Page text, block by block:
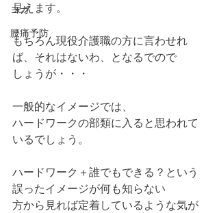
ヨガ
腰痛予防
見えます。
もちろん現役介護職の方に言わせれ
ば、それはないわ、となるでので
しょうが・・・
一般的なイメージでは、
ハードワークの部類に入ると思われて
いるでしょう。
ハードワーク＋誰でもできる？という
誤ったイメージが何も知らない
方から見れば定着しているような気が